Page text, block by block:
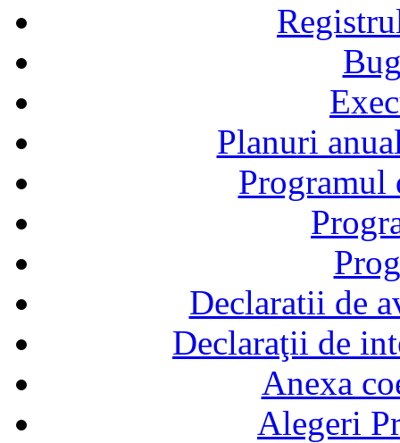
Planuri
Declaratii de
Declaraţii de
Anexa
Alegeri